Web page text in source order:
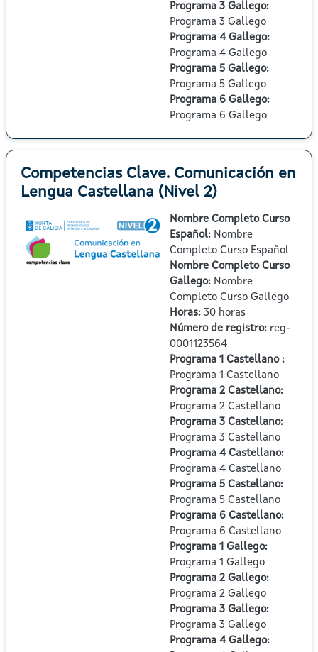
Programa 3 Gallego:
Programa 3 Gallego
Programa 4 Gallego:
Programa 4 Gallego
Programa 5 Gallego:
Programa 5 Gallego
Programa 6 Gallego:
Programa 6 Gallego
Competencias Clave. Comunicación en
Lengua Castellana (Nivel 2)
Nombre Completo Curso
Español: Nombre
Completo Curso Español
Nombre Completo Curso
Gallego: Nombre
Completo Curso Gallego
Horas: 30 horas
Número de registro: reg-
0001123564
Programa 1 Castellano :
Programa 1 Castellano
Programa 2 Castellano:
Programa 2 Castellano
Programa 3 Castellano:
Programa 3 Castellano
Programa 4 Castellano:
Programa 4 Castellano
Programa 5 Castellano:
Programa 5 Castellano
Programa 6 Castellano:
Programa 6 Castellano
Programa 1 Gallego:
Programa 1 Gallego
Programa 2 Gallego:
Programa 2 Gallego
Programa 3 Gallego:
Programa 3 Gallego
Programa 4 Gallego: